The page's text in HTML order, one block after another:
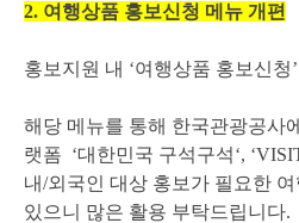
2. 여행상품 홍보신청 메뉴 개편
홍보지원 내 ‘여행상품 홍보신
해당 메뉴를 통해 한국관광공사
랫폼 ‘대한민국 구석구석‘,
내/외국인 대상 홍보가 필요한
있으니 많은 활용 부탁드립니다.